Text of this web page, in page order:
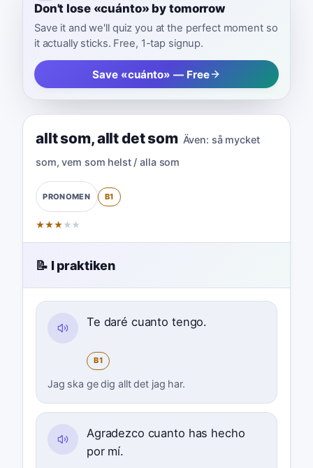
Don't lose «cuánto» by tomorrow
Save it and we'll quiz you at the perfect moment so
it actually sticks. Free, 1-tap signup.
Save «cuánto» — Free
allt som,allt det som Även: så mycket
som,vem som helst / alla som
PRONOMEN B1
★★★ ★ ★
📝 I praktiken
Te daré cuanto tengo.
B1
Jag ska ge dig allt det jag har.
Agradezco cuanto has hecho
por mí.